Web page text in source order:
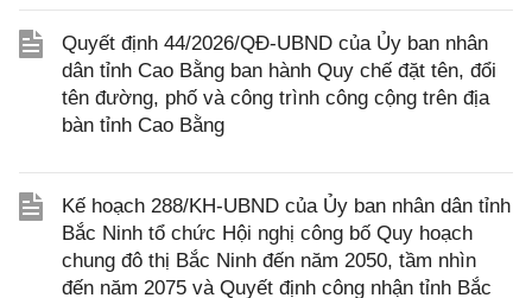
Quyết định 44/2026/QĐ-UBND của Ủy ban nhân
dân tỉnh Cao Bằng ban hành Quy chế đặt tên, đổi
tên đường, phố và công trình công cộng trên địa
bàn tỉnh Cao Bằng
Kế hoạch 288/KH-UBND của Ủy ban nhân dân tỉnh
Bắc Ninh tổ chức Hội nghị công bố Quy hoạch
chung đô thị Bắc Ninh đến năm 2050, tầm nhìn
đến năm 2075 và Quyết định công nhận tỉnh Bắc